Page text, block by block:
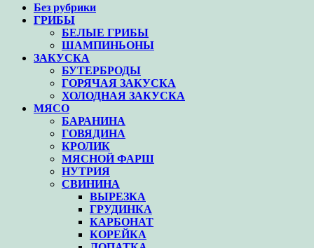
Без рубрики
ГРИБЫ
БЕЛЫЕ ГРИБЫ
ШАМПИНЬОНЫ
ЗАКУСКА
БУТЕРБРОДЫ
ГОРЯЧАЯ ЗАКУСКА
ХОЛОДНАЯ ЗАКУСКА
МЯСО
БАРАНИНА
ГОВЯДИНА
КРОЛИК
МЯСНОЙ ФАРШ
НУТРИЯ
СВИНИНА
ВЫРЕЗКА
ГРУДИНКА
КАРБОНАТ
КОРЕЙКА